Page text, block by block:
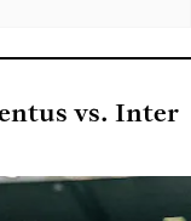
vs. Inter